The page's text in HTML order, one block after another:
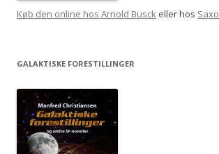
Køb den online hos Arnold Busck eller hos Saxo
GALAKTISKE FORESTILLINGER